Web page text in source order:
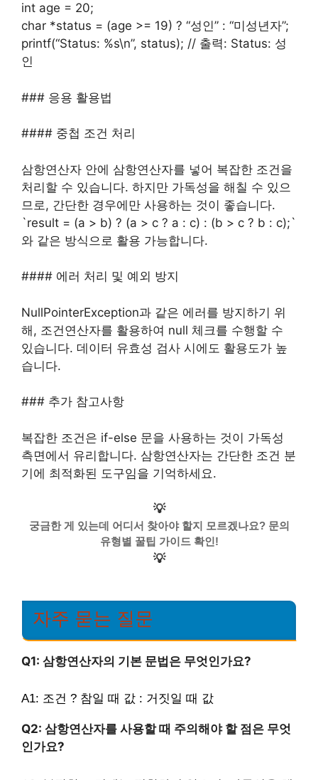
int age = 20;
char *status = (age >= 19) ? “성인” : “미성년자”;
printf(“Status: %s\n”, status); // 출력: Status: 성
인
### 응용 활용법
#### 중첩 조건 처리
삼항연산자 안에 삼항연산자를 넣어 복잡한 조건을
처리할 수 있습니다. 하지만 가독성을 해칠 수 있으
므로, 간단한 경우에만 사용하는 것이 좋습니다.
`result = (a > b) ? (a > c ? a : c) : (b > c ? b : c);`
와 같은 방식으로 활용 가능합니다.
#### 에러 처리 및 예외 방지
NullPointerException과 같은 에러를 방지하기 위
해, 조건연산자를 활용하여 null 체크를 수행할 수
있습니다. 데이터 유효성 검사 시에도 활용도가 높
습니다.
### 추가 참고사항
복잡한 조건은 if-else 문을 사용하는 것이 가독성
측면에서 유리합니다. 삼항연산자는 간단한 조건 분
기에 최적화된 도구임을 기억하세요.
💡
궁금한 게 있는데 어디서 찾아야 할지 모르겠나요? 문의
유형별 꿀팁 가이드 확인!
💡
자주 묻는 질문
Q1: 삼항연산자의 기본 문법은 무엇인가요?
A1: 조건 ? 참일 때 값 : 거짓일 때 값
Q2: 삼항연산자를 사용할 때 주의해야 할 점은 무엇
인가요?